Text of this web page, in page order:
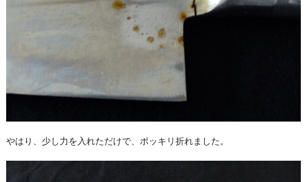
やはり、少し力を入れただけで、ポッキリ折れました。